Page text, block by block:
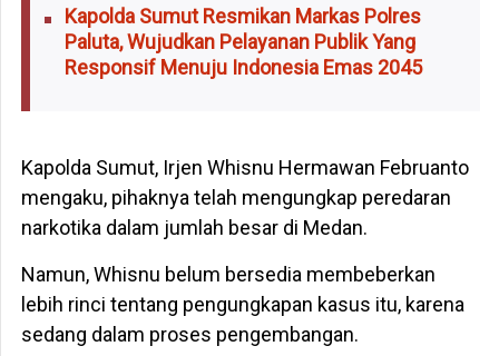
Kapolda Sumut Resmikan Markas Polres
Paluta, Wujudkan Pelayanan Publik Yang
Responsif Menuju Indonesia Emas 2045
Kapolda Sumut, Irjen Whisnu Hermawan Februanto
mengaku, pihaknya telah mengungkap peredaran
narkotika dalam jumlah besar di Medan.
Namun, Whisnu belum bersedia membeberkan
lebih rinci tentang pengungkapan kasus itu, karena
sedang dalam proses pengembangan.